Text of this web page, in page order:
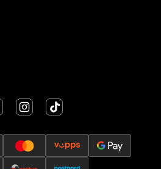
Velg